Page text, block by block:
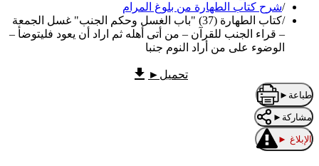
/شرح كتاب الطهارة من بلوغ المرام
/
كتاب الطهارة (37) "باب الغسل وحكم الجنب" غسل الجمعة
– قراء الجنب للقرآن – من أتى أهله ثم اراد أن يعود فليتوضأ –
الوضوء على من أراد النوم جنبا
تحميل ►
طباعة ►
مشاركة ►
الإبلاغ ►